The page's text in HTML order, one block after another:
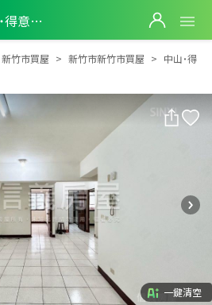
中山˙得意慢活三房
中山˙得意慢活三房
新竹市買屋 新竹市新竹市買屋
中山˙得
一鍵清空